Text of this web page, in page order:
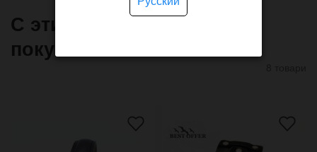
С этим товаром часто
покупают